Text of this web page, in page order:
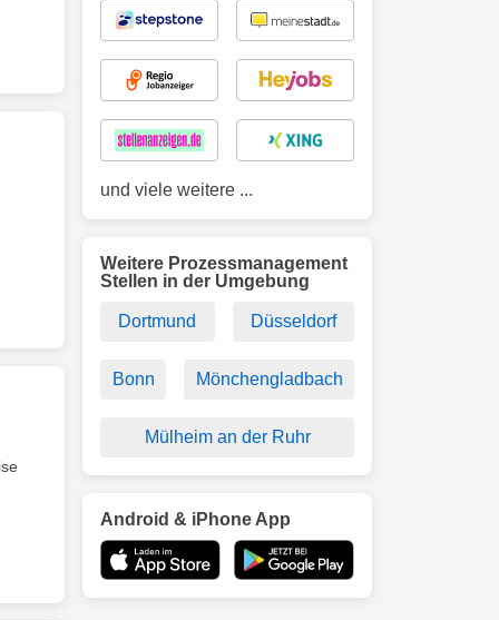
und viele weitere ...
Weitere Prozessmanagement
Stellen in der Umgebung
Dortmund Düsseldorf
Bonn Mönchengladbach
Mülheim an der Ruhr
Android & iPhone App